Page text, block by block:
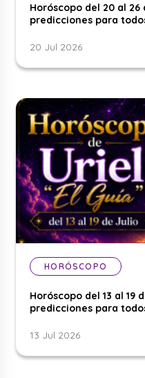
Horóscopo del 20 al 26
predicciones para
20 Jul 2026
HORÓSCOPO
Horóscopo del 13 al 19
predicciones para
13 Jul 2026